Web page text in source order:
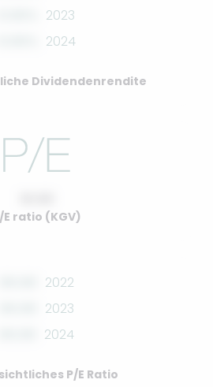
2023
2024
Dividendenrendite
E ratio (KGV)
2022
2023
2024
P/E Ratio